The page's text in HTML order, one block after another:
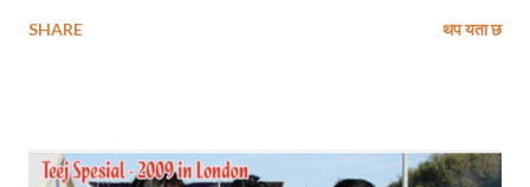
सामुदायिक दायराको संकुचनताको भेद थाहा पाउँदछौं । मिहिन पाराले हामीले हाम्रो
मानिसहरुबीच के कति फरक छ ? र, गहन ढंगले विश्लेषण गरिनु आवश्यक छ– सभ्य र
SHARE थप यता छ